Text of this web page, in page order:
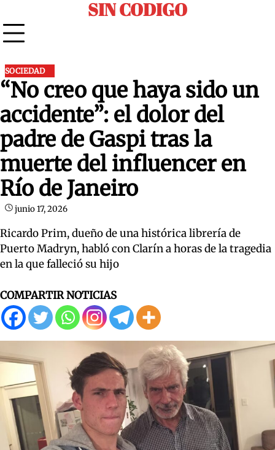
to
content
SIN CODIGO
SOCIEDAD
“No creo que haya sido un
accidente”: el dolor del
padre de Gaspi tras la
muerte del influencer en
Río de Janeiro
junio 17, 2026
Ricardo Prim, dueño de una histórica librería de
Puerto Madryn, habló con Clarín a horas de la tragedia
en la que falleció su hijo
COMPARTIR NOTICIAS